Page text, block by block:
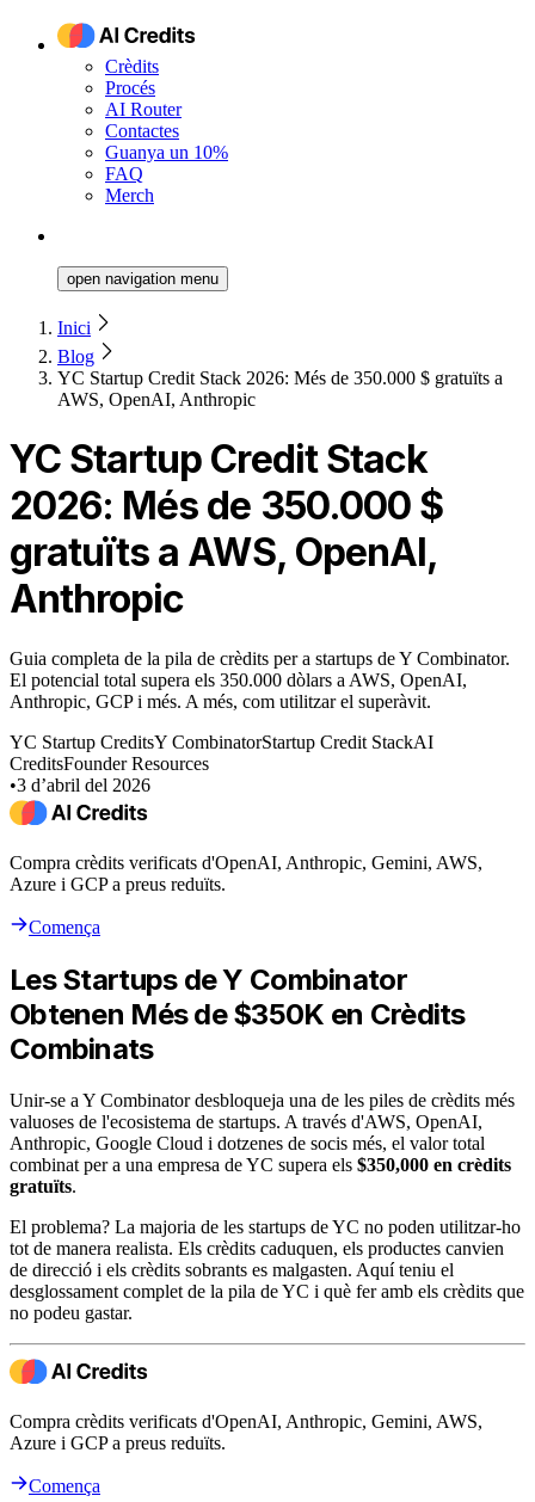
Crèdits
Procés
AI Router
Contactes
Guanya un 10%
FAQ
Merch
open navigation menu
Inici
Blog
YC Startup Credit Stack 2026: Més de 350.000 $ gratuïts a
AWS, OpenAI, Anthropic
YC Startup Credit Stack
2026: Més de 350.000 $
gratuïts a AWS, OpenAI,
Anthropic
Guia completa de la pila de crèdits per a startups de Y Combinator.
El potencial total supera els 350.000 dòlars a AWS, OpenAI,
Anthropic, GCP i més. A més, com utilitzar el superàvit.
YC Startup CreditsY CombinatorStartup Credit StackAI
CreditsFounder Resources
•3 d’abril del 2026
Compra crèdits verificats d'OpenAI, Anthropic, Gemini, AWS,
Azure i GCP a preus reduïts.
Comença
Les Startups de Y Combinator
Obtenen Més de $350K en Crèdits
Combinats
Unir-se a Y Combinator desbloqueja una de les piles de crèdits més
valuoses de l'ecosistema de startups. A través d'AWS, OpenAI,
Anthropic, Google Cloud i dotzenes de socis més, el valor total
combinat per a una empresa de YC supera els $350,000 en crèdits
gratuïts.
El problema? La majoria de les startups de YC no poden utilitzar-ho
tot de manera realista. Els crèdits caduquen, els productes canvien
de direcció i els crèdits sobrants es malgasten. Aquí teniu el
desglossament complet de la pila de YC i què fer amb els crèdits que
no podeu gastar.
Compra crèdits verificats d'OpenAI, Anthropic, Gemini, AWS,
Azure i GCP a preus reduïts.
Comença